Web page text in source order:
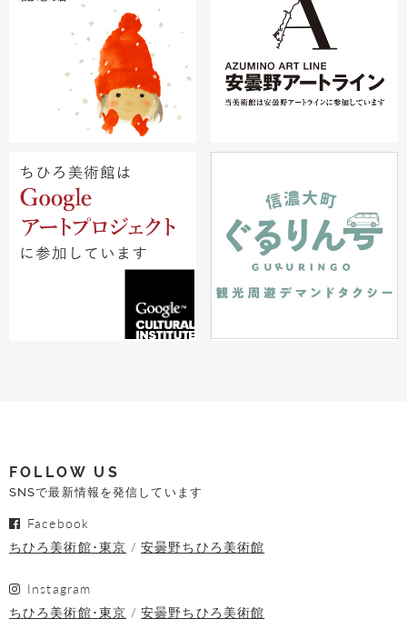
FOLLOW US
SNSで最新情報を発信しています
Facebook
ちひろ美術館･東京
安曇野ちひろ美術館
Instagram
ちひろ美術館･東京
安曇野ちひろ美術館